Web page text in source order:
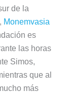
de la
, Monemvasia
es
las horas
Simos,
que al
más